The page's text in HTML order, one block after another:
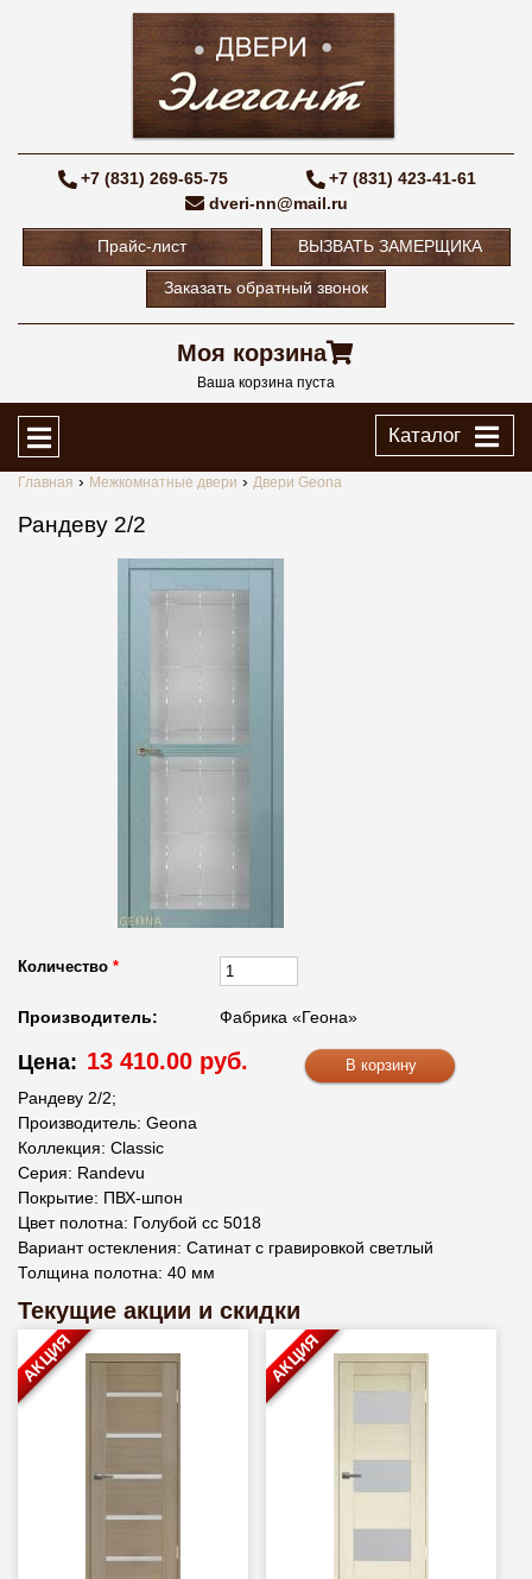
+7 (831) 269-65-75
+7 (831) 423-41-61
dveri-nn@mail.ru
Прайс-лист ВЫЗВАТЬ ЗАМЕРЩИКА
Заказать обратный звонок
Моя корзина
Ваша корзина пуста
Каталог
Главная Межкомнатные двери Двери Geona
Рандеву 2/2
Количество *
Производитель: Фабрика «Геона»
Цена: 13 410.00 руб.
Рандеву 2/2;
Производитель: Geona
Коллекция: Classic
Серия: Randevu
Покрытие: ПВХ-шпон
Цвет полотна: Голубой сс 5018
Вариант остекления: Сатинат с гравировкой светлый
Толщина полотна: 40 мм
Текущие акции и скидки
АКЦИЯ АКЦИЯ